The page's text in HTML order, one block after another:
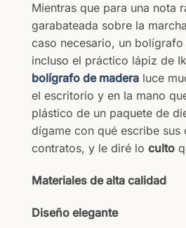
Mientras que para una nota
garabateada sobre la
caso necesario, un bolígrafo
incluso el práctico lápiz de
bolígrafo de madera luce
el escritorio y en la mano
plástico de un paquete de
dígame con qué escribe sus
contratos, y le diré lo culto
Materiales de alta calidad
Diseño elegante